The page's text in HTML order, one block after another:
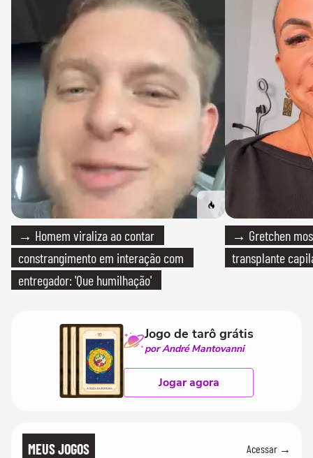
→ Homem viraliza ao contar
constrangimento em interação com
entregador: 'Que humilhação'
→ Gretchen
transplante
Jogo de tarô grátis
por André Mantovanni
Jogar agora
MEUS JOGOS Acessar →